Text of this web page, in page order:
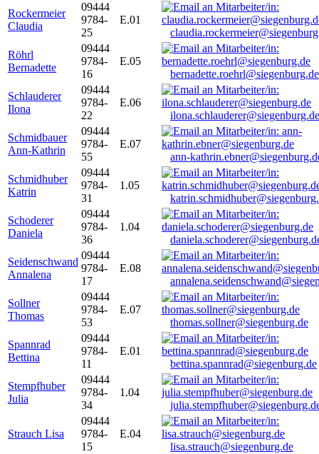
Rockermeier
Claudia
09444
9784-
25
E.01
Röhrl
Bernadette
09444
9784-
16
E.05
bernadette.roehrl@siegenburg.de
Schlauderer
Ilona
09444
9784-
22
E.06
ilona.schlauderer@siegenburg.de
Schmidbauer
Ann-Kathrin
09444
9784-
55
E.07
ann-
Schmidhuber
Katrin
09444
9784-
31
1.05
Schoderer
Daniela
09444
9784-
36
1.04
Seidenschwand
Annalena
09444
9784-
17
E.08
Sollner
Thomas
09444
9784-
53
E.07
thomas.sollner@siegenburg.de
Spannrad
Bettina
09444
9784-
11
E.01
bettina.spannrad@siegenburg.de
Stempfhuber
Julia
09444
9784-
34
1.04
Strauch Lisa
09444
9784-
15
E.04
lisa.strauch@siegenburg.de